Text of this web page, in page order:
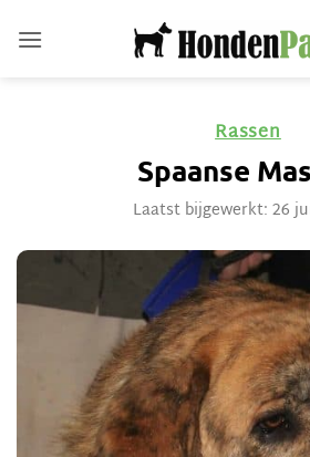
naar
Rassen
Spaanse
Laatst bijgewerkt: 26